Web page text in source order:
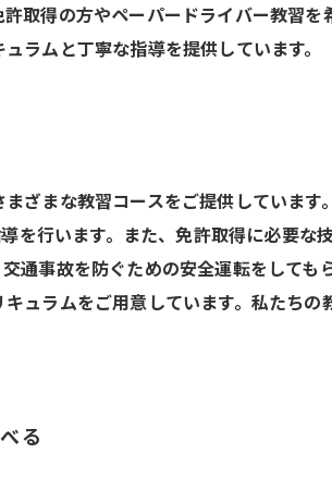
取得の方やペーパードライバー教習
ラムと丁寧な指導を提供しています。
ざまな教習コースをご提供していま
行います。また、免許取得に必要な
通事故を防ぐための安全運転をして
ュラムをご用意しています。私たち
る